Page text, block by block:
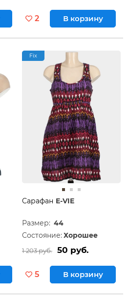
2 В корзину
Fix
Сарафан E-VIE
Размер: 44
Состояние: Хорошее
1 203 руб. 50 руб.
5 В корзину